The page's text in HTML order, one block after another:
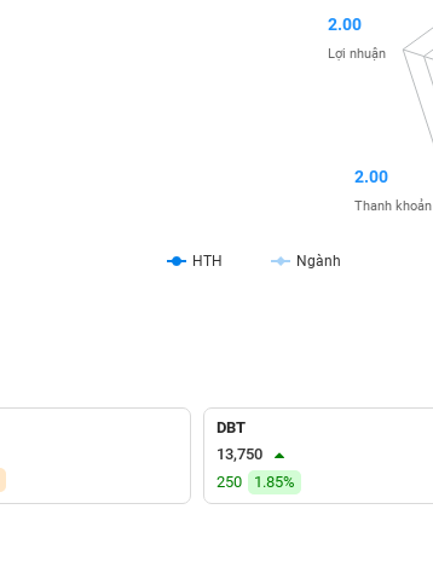
HTH Ngành
2.00
Thanh khoản
2.00
Lợi nhuận
DBT
13,750
250
1.85%